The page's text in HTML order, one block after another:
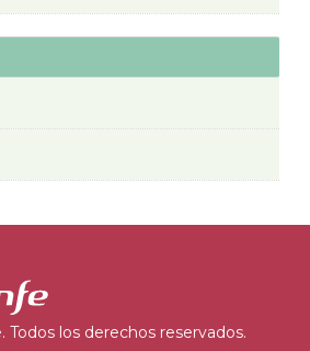
Todos los derechos reservados.